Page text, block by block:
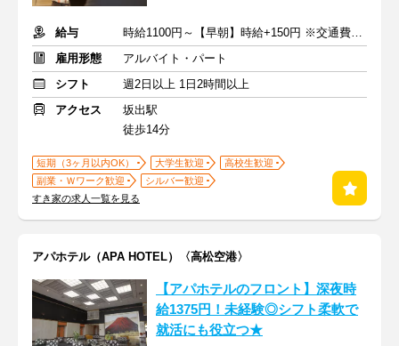
給与
時給1100円～【早朝】時給+150円 ※交通費支給
雇用形態
アルバイト・パート
シフト
週2日以上 1日2時間以上
アクセス
坂出駅
徒歩14分
短期（3ヶ月以内OK） 大学生歓迎
高校生歓迎
副業・Ｗワーク歓迎
シルバー歓迎
すき家の求人一覧を見る
アパホテル（APA HOTEL）〈高松空港〉
【アパホテルのフロント】深夜時
給1375円！未経験◎シフト柔軟で
就活にも役立つ★